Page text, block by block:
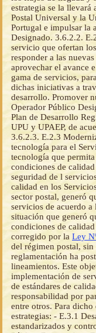
Ley
del régimen postal,
reglamentación ha
lineamientos. Este
implementación de
de estándares de
responsabilidad por
entre otros. Para
estrategias: - E.3.1
estandarizados y